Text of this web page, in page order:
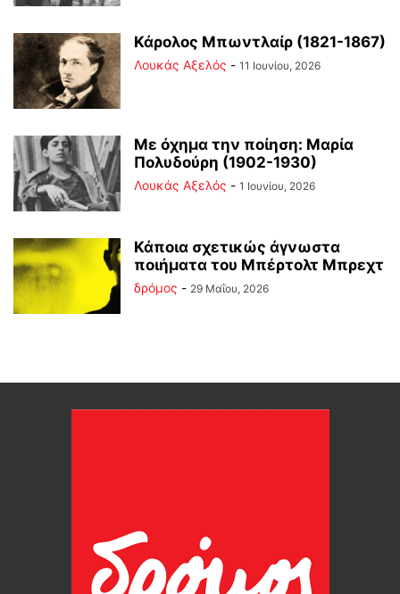
Κάρολος Μπωντλαίρ (1821-1867)
Λουκάς Αξελός - 11 Ιουνίου, 2026
Με όχημα την ποίηση: Μαρία
Πολυδούρη (1902-1930)
Λουκάς Αξελός - 1 Ιουνίου, 2026
Κάποια σχετικώς άγνωστα
ποιήματα του Μπέρτολτ Μπρεχτ
δρόμος - 29 Μαΐου, 2026